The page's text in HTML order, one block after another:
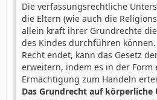
Die verfassungsrechtliche
die Eltern (wie auch die
allein kraft ihrer Grundrechte
des Kindes durchführen
Recht endet, kann das Gesetz
erweitern, indem es in der Form
Ermächtigung zum Handeln
Das Grundrecht auf